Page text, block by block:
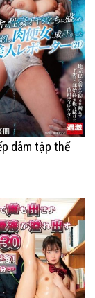
dâm tập thể